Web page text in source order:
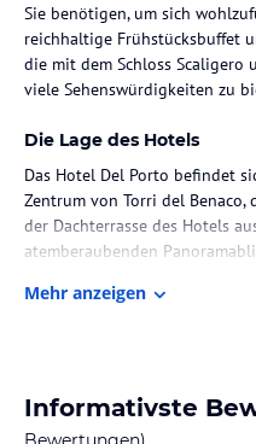
Sie benötigen, um sich
reichhaltige Frühstücksbuffet
die mit dem Schloss Scaligero
viele Sehenswürdigkeiten zu
Die Lage des Hotels
Das Hotel Del Porto befindet
Zentrum von Torri del Benaco,
der Dachterrasse des Hotels
atemberaubenden
sich das Schloss Scaligero und
Zimmer / Unterbringung
Mehr anzeigen
Informativste